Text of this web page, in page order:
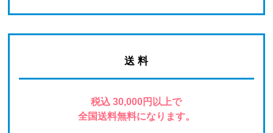
送 料
税込 30,000円以上で
全国送料無料になります。